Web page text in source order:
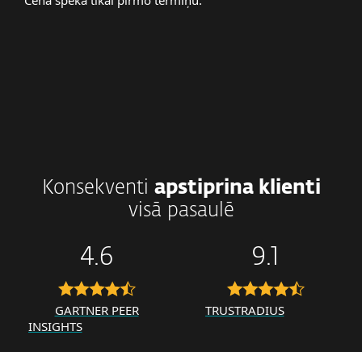
Konsekventi apstiprina klienti
visā pasaulē
4.6
GARTNER PEER
INSIGHTS
9.1
TRUSTRADIUS